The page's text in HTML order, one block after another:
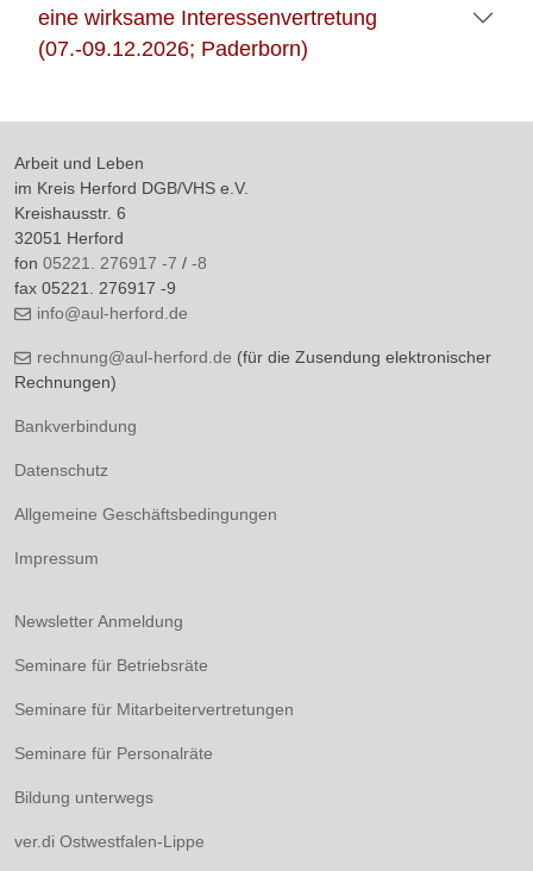
eine wirksame Interessenvertretung
(07.-09.12.2026; Paderborn)
Arbeit und Leben
im Kreis Herford DGB/VHS e.V.
Kreishausstr. 6
32051 Herford
fon 05221. 276917 -7 / -8
fax 05221. 276917 -9
info@aul-herford.de
rechnung@aul-herford.de (für die Zusendung elektronischer
Rechnungen)
Bankverbindung
Datenschutz
Allgemeine Geschäftsbedingungen
Impressum
Newsletter Anmeldung
Seminare für Betriebsräte
Seminare für Mitarbeitervertretungen
Seminare für Personalräte
Bildung unterwegs
ver.di Ostwestfalen-Lippe